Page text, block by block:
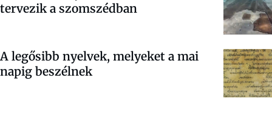
tervezik a szomszédban
A legősibb nyelvek, melyeket a mai
napig beszélnek